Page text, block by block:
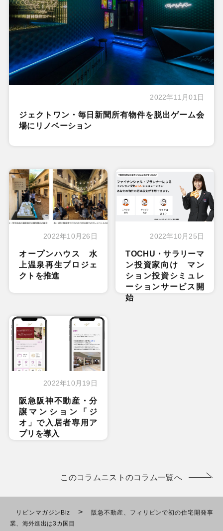
2022年11月01日
ジェクトワン・毎日新聞所有物件を脱出ゲーム会
場にリノベーション
2022年10月26日
オープンハウス 水
上温泉再生プロジェ
クトを推進
2022年10月25日
TOCHU・サラリーマ
ン投資家向け マン
ション投資シミュレ
ーションサービス開
始
2022年10月19日
阪急阪神不動産・分
譲マンション「ジ
オ」で入居者専用ア
プリを導入
このコラムニストのコラム一覧へ
リビンマガジンBiz >
阪急不動産、フィリピンで初の住宅開発事
業、海外進出は3カ国目